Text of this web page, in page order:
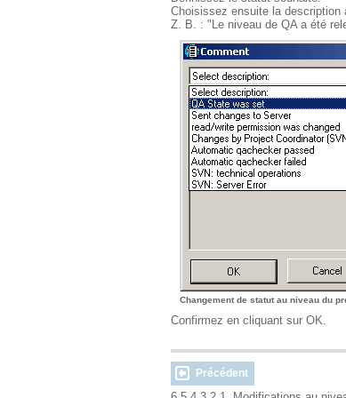
Choisissez ensuite la description
Z. B. : "Le niveau de QA a été
Changement de statut au niveau du
Confirmez en cliquant sur OK.
Précédent